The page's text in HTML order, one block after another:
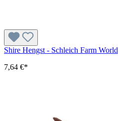
Shire Hengst - Schleich Farm World
7,64 €*